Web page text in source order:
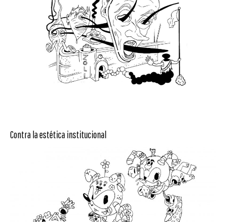
Contra la estética institucional